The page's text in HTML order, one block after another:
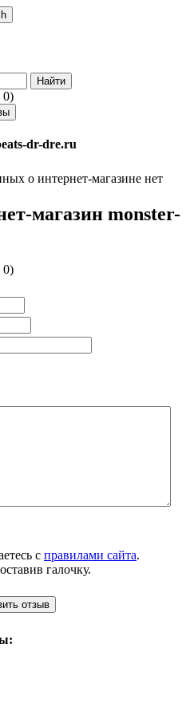
0)
dr-dre.ru
о интернет-магазине нет
магазин monster-
0)
с правилами сайта.
галочку.
отзыв